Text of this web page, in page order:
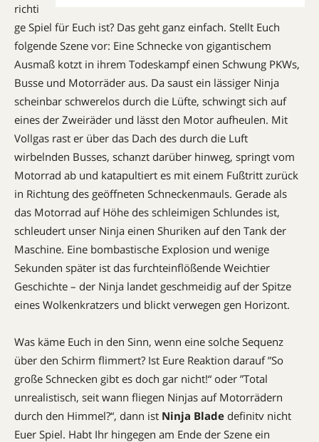
richti
ge Spiel für Euch ist? Das geht ganz einfach. Stellt Euch
folgende Szene vor: Eine Schnecke von gigantischem
Ausmaß kotzt in ihrem Todeskampf einen Schwung PKWs,
Busse und ­Motorräder aus. Da saust ein lässiger Ninja
scheinbar schwerelos durch die Lüfte, schwingt sich auf
eines der Zweiräder und lässt den Motor aufheulen. Mit
Vollgas rast er über das Dach des durch die Luft
wirbelnden Busses, schanzt darüber hinweg, springt vom
Motorrad ab und katapultiert es mit einem Fußtritt zurück
in Richtung des geöffneten Schneckenmauls. Gerade als
das Motorrad auf Höhe des schleimigen Schlundes ist,
schleudert unser Ninja einen Shuriken auf den Tank der
Maschine. Eine bombastische Explosion und wenige
Sekunden später ist das furchteinflößende Weichtier
Geschichte – der Ninja landet geschmeidig auf der Spitze
eines Wolkenkratzers und blickt verwegen gen Horizont.
Was käme Euch in den Sinn, wenn eine solche Sequenz
über den Schirm flimmert? Ist Eure Reaktion darauf ”So
große Schnecken gibt es doch gar nicht!“ oder ”Total
unrealistisch, seit wann fliegen Ninjas auf Motorrädern
durch den Himmel?“, dann ist Ninja Blade definitv nicht
Euer Spiel. Habt Ihr hingegen am Ende der Szene ein